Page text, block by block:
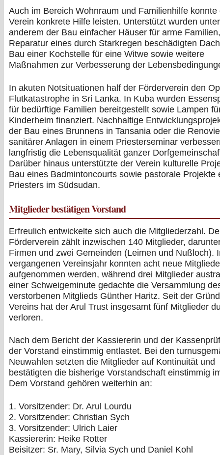
Auch im Bereich Wohnraum und Familienhilfe konnte
Verein konkrete Hilfe leisten. Unterstützt wurden unter
anderem der Bau einfacher Häuser für arme
Reparatur eines durch Starkregen beschädigten
Bau einer Kochstelle für eine Witwe sowie weitere
Maßnahmen zur Verbesserung der
In akuten Notsituationen half der Förderverein den
Flutkatastrophe in Sri Lanka. In Kuba wurden
für bedürftige Familien bereitgestellt sowie Lampen
Kinderheim finanziert. Nachhaltige
der Bau eines Brunnens in Tansania oder die
sanitärer Anlagen in einem Priesterseminar
langfristig die Lebensqualität ganzer
Darüber hinaus unterstützte der Verein kulturelle
Bau eines Badmintoncourts sowie pastorale Projekte
Priesters im Südsudan.
Mitglieder bestätigen Vorstand
Erfreulich entwickelte sich auch die Mitgliederzahl.
Förderverein zählt inzwischen 140 Mitglieder,
Firmen und zwei Gemeinden (Leimen und Nußloch).
vergangenen Vereinsjahr konnten acht neue
aufgenommen werden, während drei Mitglieder
einer Schweigeminute gedachte die Versammlung
verstorbenen Mitglieds Günther Haritz. Seit der
Vereins hat der Arul Trust insgesamt fünf Mitglieder
verloren.
Nach dem Bericht der Kassiererin und der
der Vorstand einstimmig entlastet. Bei den
Neuwahlen setzten die Mitglieder auf Kontinuität und
bestätigten die bisherige Vorstandschaft einstimmig
Dem Vorstand gehören weiterhin an:
1. Vorsitzender: Dr. Arul Lourdu
2. Vorsitzender: Christian Sych
3. Vorsitzender: Ulrich Laier
Kassiererin: Heike Rotter
Beisitzer: Sr. Mary, Silvia Sych und Daniel Kohl